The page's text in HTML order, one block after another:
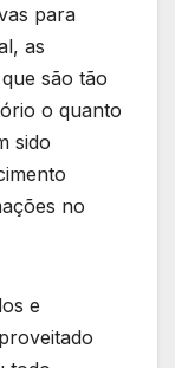
para
as
são tão
o quanto
sido
no
e